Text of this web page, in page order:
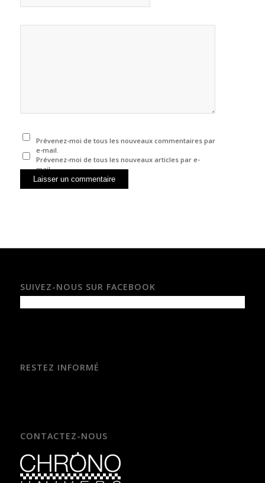
Prévenez-moi de tous les nouveaux commentaires par
e-mail.
Prévenez-moi de tous les nouveaux articles par e-
mail.
SUIVEZ-NOUS SUR FACEBOOK
RESTEZ INFORMÉ
CONTACTEZ-NOUS